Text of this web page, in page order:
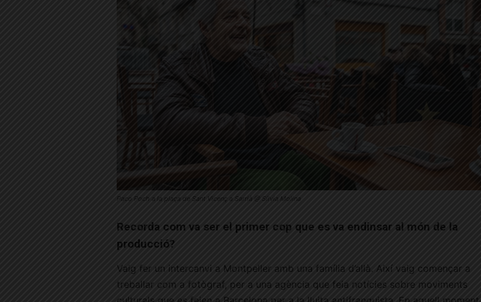
Paco Poch a la plaça de Sant Vicenç a Sarrià @ Sílvia Molina
Recorda com va ser el primer cop que es va endinsar al món de la
producció?
Vaig fer un intercanvi a Montpeller amb una família d’allà. Així vaig començar a
treballar com a fotògraf, per a una agència que feia notícies sobre moviments